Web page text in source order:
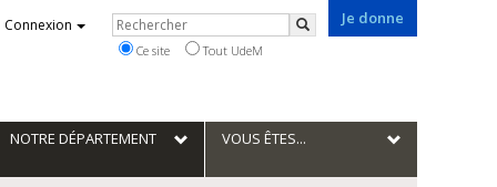
Je donne
Connexion Rechercher
Rechercher
Ce site Tout UdeM
NOTRE DÉPARTEMENT VOUS ÊTES...